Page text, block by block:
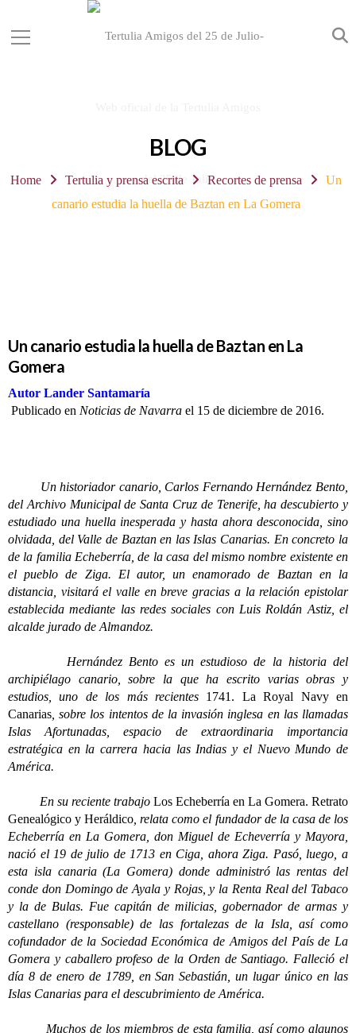
BLOG
Home Tertulia y prensa escrita Recortes de prensa
Un
canario estudia la huella de Baztan en La Gomera
Un canario estudia la huella de Baztan en La
Gomera
Autor Lander Santamaría
Publicado en Noticias de Navarra el 15 de diciembre de 2016.
Un historiador canario, Carlos Fernando Hernández Bento,
del Archivo Municipal de Santa Cruz de Tenerife, ha descubierto y
estudiado una huella inesperada y hasta ahora desconocida, sino
olvidada, del Valle de Baztan en las Islas Canarias. En concreto la
de la familia Echeberría, de la casa del mismo nombre existente en
el pueblo de Ziga. El autor, un enamorado de Baztan en la
distancia, visitará el valle en breve gracias a la relación epistolar
establecida mediante las redes sociales con Luis Roldán Astiz, el
alcalde jurado de Almandoz.
Hernández Bento es un estudioso de la historia del
archipiélago canario, sobre la que ha escrito varias obras y
estudios, uno de los más recientes 1741. La Royal Navy en
Canarias , sobre los intentos de la invasión inglesa en las llamadas
Islas Afortunadas, espacio de extraordinaria importancia
estratégica en la carrera hacia las Indias y el Nuevo Mundo de
América.
En su reciente trabajo Los Echeberría en La Gomera. Retrato
Genealógico y Heráldico , relata como el fundador de la casa de los
Echeberría en La Gomera, don Miguel de Echeverría y Mayora,
nació el 19 de julio de 1713 en Ciga, ahora Ziga. Pasó, luego, a
esta isla canaria (La Gomera) donde administró las rentas del
conde don Domingo de Ayala y Rojas, y la Renta Real del Tabaco
y la de Bulas. Fue capitán de milicias, gobernador de armas y
castellano (responsable) de las fortalezas de la Isla, así como
cofundador de la Sociedad Económica de Amigos del País de La
Gomera y caballero profeso de la Orden de Santiago. Falleció el
día 8 de enero de 1789, en San Sebastián, un lugar único en las
Islas Canarias para el descubrimiento de América.
Muchos de los miembros de esta familia, así como algunos